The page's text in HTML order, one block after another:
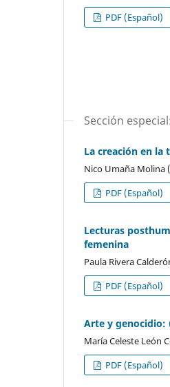
PDF (Español)
Sección
La creación en la
Nico Umaña Molina
PDF (Español)
Lecturas
femenina
Paula Rivera
PDF (Español)
Arte y genocidio:
María Celeste León
PDF (Español)